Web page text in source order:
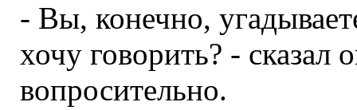
- Вы, конечно,
хочу говорить? - сказал
вопросительно.